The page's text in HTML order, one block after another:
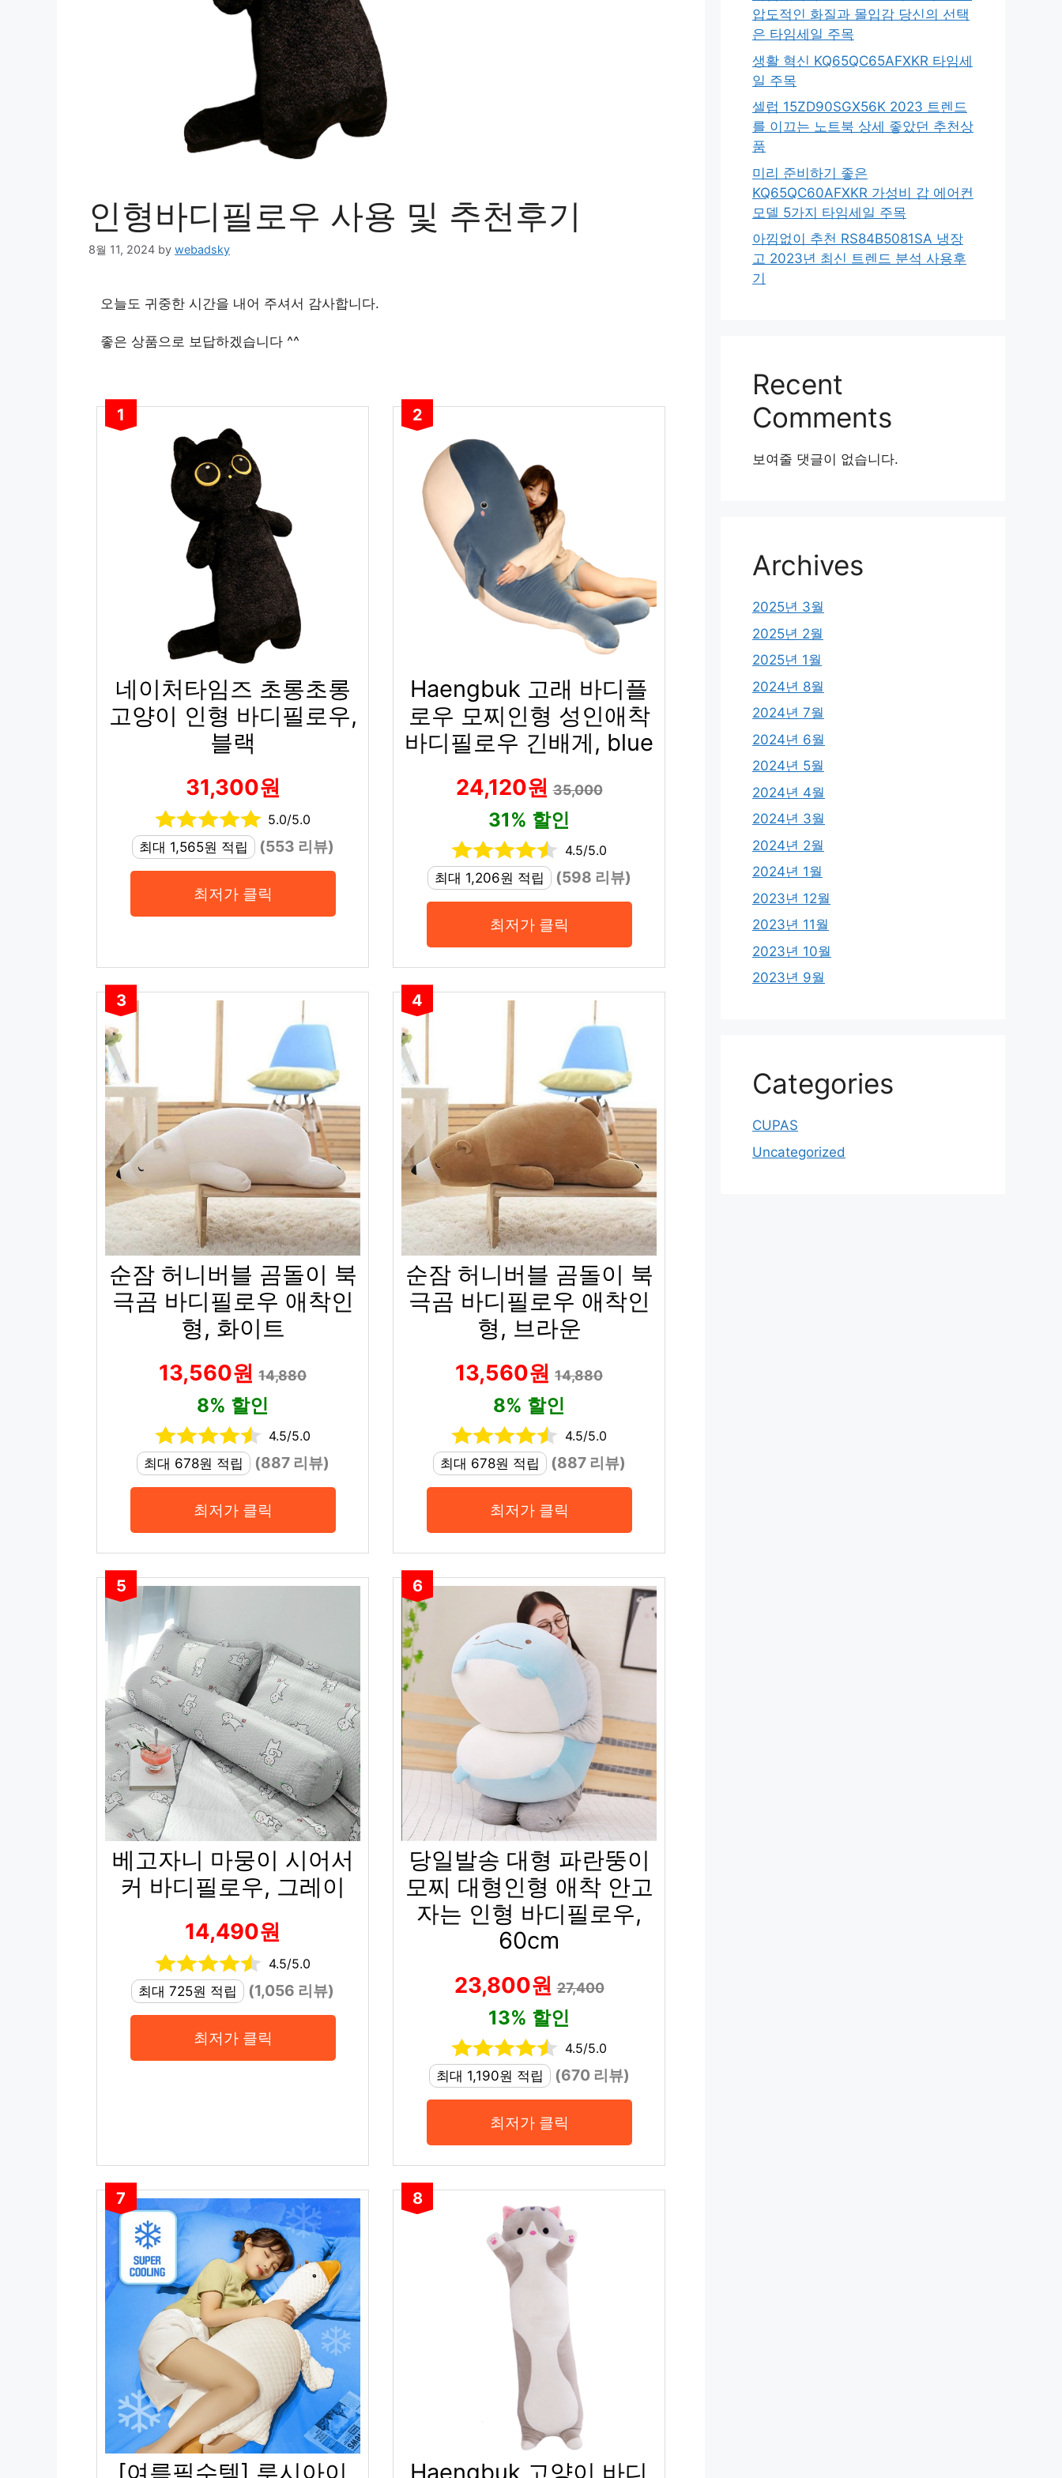
인형바디필로우 사용 및 추천후기
8월 11, 2024 by webadsky
오늘도 귀중한 시간을 내어 주셔서 감사합니다.
좋은 상품으로 보답하겠습니다 ^^
1
네이처타임즈 초롱초롱
고양이 인형 바디필로우,
블랙
31,300원
5.0/5.0
최대 1,565원 적립
(553 리뷰)
최저가 클릭
2
Haengbuk 고래 바디플
로우 모찌인형 성인애착
바디필로우 긴배게, blue
24,120원35,000
31% 할인
4.5/5.0
최대 1,206원 적립
(598 리뷰)
최저가 클릭
3
순잠 허니버블 곰돌이 북
극곰 바디필로우 애착인
형, 화이트
13,560원 14,880
8% 할인
4.5/5.0
최대 678원 적립
(887 리뷰)
최저가 클릭
4
순잠 허니버블 곰돌이 북
극곰 바디필로우 애착인
형, 브라운
13,560원 14,880
8% 할인
4.5/5.0
최대 678원 적립
(887 리뷰)
최저가 클릭
5
베고자니 마뭉이 시어서
커 바디필로우, 그레이
14,490원
4.5/5.0
최대 725원 적립
(1,056 리뷰)
최저가 클릭
6
당일발송 대형 파란뚱이
모찌 대형인형 애착 안고
자는 인형 바디필로우,
60cm
23,800원27,400
13% 할인
4.5/5.0
최대 1,190원 적립
(670 리뷰)
최저가 클릭
7
[여름필수템] 루시아이
8
Haengbuk 고양이 바디
압도적인 화질과 몰입감 당신의 선택
은 타임세일 주목
생활 혁신 KQ65QC65AFXKR 타임세
일 주목
셀럽 15ZD90SGX56K 2023 트렌드
를 이끄는 노트북 상세 좋았던 추천상
품
미리 준비하기 좋은
KQ65QC60AFXKR 가성비 갑 에어컨
모델 5가지 타임세일 주목
아낌없이 추천 RS84B5081SA 냉장
고 2023년 최신 트렌드 분석 사용후
기
Recent
Comments
보여줄 댓글이 없습니다.
Archives
2025년 3월
2025년 2월
2025년 1월
2024년 8월
2024년 7월
2024년 6월
2024년 5월
2024년 4월
2024년 3월
2024년 2월
2024년 1월
2023년 12월
2023년 11월
2023년 10월
2023년 9월
Categories
CUPAS
Uncategorized